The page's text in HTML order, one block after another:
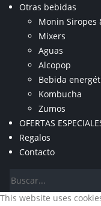
Otras bebidas
Monin Siropes
Mixers
Aguas
Alcopop
Bebida
Kombucha
Zumos
OFERTAS
Regalos
Contacto
This website uses